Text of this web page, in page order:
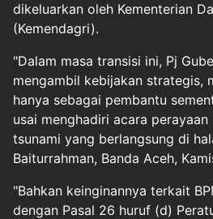
dikeluarkan oleh Kementerian
(Kemendagri).
"Dalam masa transisi ini, Pj
mengambil kebijakan strategis,
hanya sebagai pembantu
usai menghadiri acara
tsunami yang berlangsung di
Baiturrahman, Banda Aceh,
"Bahkan keinginannya terkait
dengan Pasal 26 huruf (d)